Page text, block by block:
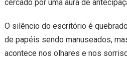
cercado por uma aura de
O silêncio do escritório é
de papéis sendo manuseados,
acontece nos olhares e nos